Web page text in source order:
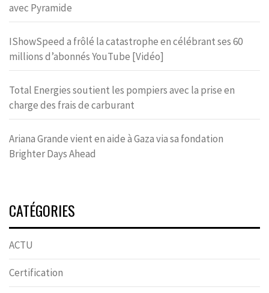
avec Pyramide
IShowSpeed a frôlé la catastrophe en célébrant ses 60
millions d’abonnés YouTube [Vidéo]
Total Energies soutient les pompiers avec la prise en
charge des frais de carburant
Ariana Grande vient en aide à Gaza via sa fondation
Brighter Days Ahead
CATÉGORIES
ACTU
Certification